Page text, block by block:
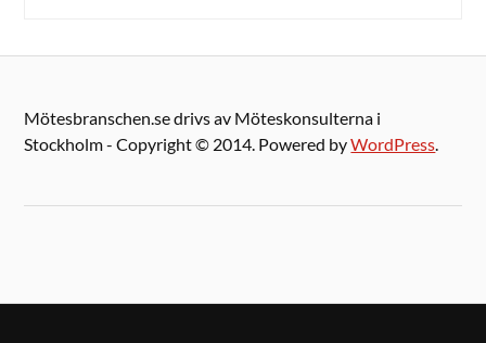
Mötesbranschen.se drivs av Möteskonsulterna i
Stockholm - Copyright © 2014. Powered byWordPress.